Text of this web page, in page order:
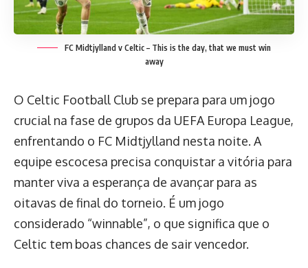
FC Midtjylland v Celtic – This is the day, that we must win
away
O Celtic Football Club se prepara para um jogo
crucial na fase de grupos da UEFA Europa League,
enfrentando o FC Midtjylland nesta noite. A
equipe escocesa precisa conquistar a vitória para
manter viva a esperança de avançar para as
oitavas de final do torneio. É um jogo
considerado “winnable”, o que significa que o
Celtic tem boas chances de sair vencedor.